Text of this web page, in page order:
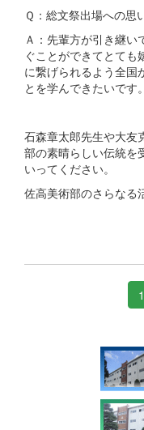
Ｑ：総文祭出場への思
Ａ：先輩方が引き継
ぐことができてとて
に繋げられるよう全国
とを学んできたいです。
石森章太郎先生や大友
部の素晴らしい伝統を
いってください。
佐高美術部のさらなる
1